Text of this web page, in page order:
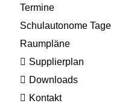
Termine
Schulautonome Tage
Raumpläne
Supplierplan
Downloads
Kontakt